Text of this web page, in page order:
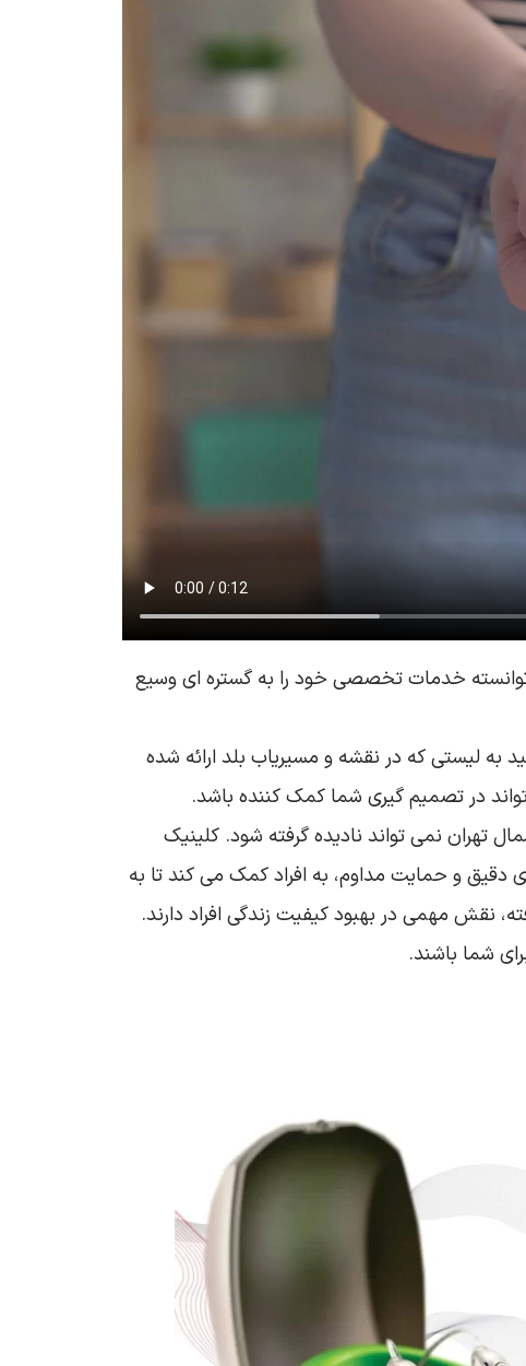
خدمات تخصصی خود را به گستره‌ ای وسیع
به لیستی که در نقشه و مسیریاب بلد ارائه شده
در تصمیم‌ گیری شما کمک کننده باشد.
نمی‌ تواند نادیده گرفته شود. کلینیک‌
دقیق و حمایت مداوم، به افراد کمک می‌ کند تا به
نقش مهمی در بهبود کیفیت زندگی افراد دارند.
شما باشند.